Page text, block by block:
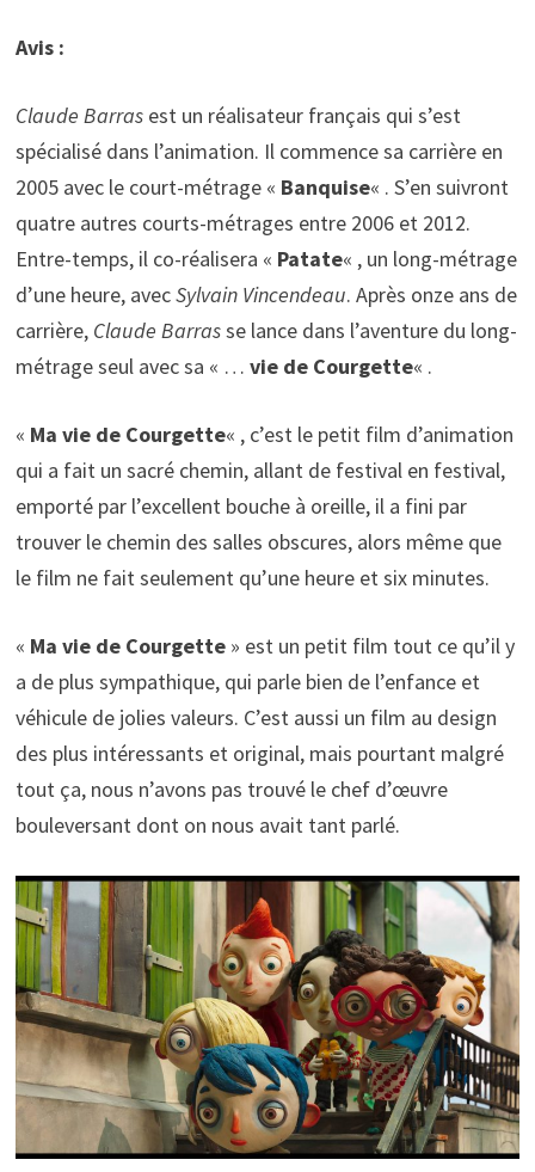
Avis :
Claude Barrasest un réalisateur français qui s’est
spécialisé dans l’animation. Il commence sa carrière en
2005 avec le court-métrage « Banquise« . S’en suivront
quatre autres courts-métrages entre 2006 et 2012.
Entre-temps, il co-réalisera « Patate« , un long-métrage
d’une heure, avecSylvain Vincendeau. Après onze ans de
carrière, Claude Barrasse lance dans l’aventure du long-
métrage seul avec sa « … vie de Courgette« .
« Ma vie de Courgette« , c’est le petit film d’animation
qui a fait un sacré chemin, allant de festival en festival,
emporté par l’excellent bouche à oreille, il a fini par
trouver le chemin des salles obscures, alors même que
le film ne fait seulement qu’une heure et six minutes.
« Ma vie de Courgette» est un petit film tout ce qu’il y
a de plus sympathique, qui parle bien de l’enfance et
véhicule de jolies valeurs. C’est aussi un film au design
des plus intéressants et original, mais pourtant malgré
tout ça, nous n’avons pas trouvé le chef d’œuvre
bouleversant dont on nous avait tant parlé.